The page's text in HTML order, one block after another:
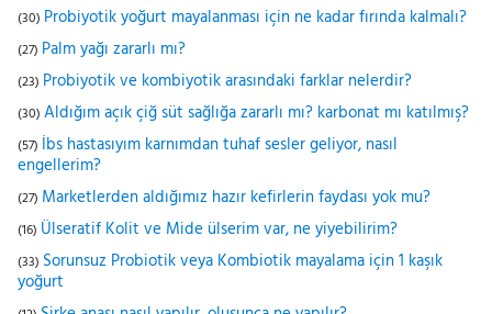
(30) Probiyotik yoğurt mayalanması için ne kadar fırında kalmalı?
(27) Palm yağı zararlı mı?
(23) Probiyotik ve kombiyotik arasındaki farklar nelerdir?
(30) Aldığım açık çiğ süt sağlığa zararlı mı? karbonat mı katılmış?
(57) İbs hastasıyım karnımdan tuhaf sesler geliyor, nasıl
engellerim?
(27) Marketlerden aldığımız hazır kefirlerin faydası yok mu?
(16) Ülseratif Kolit ve Mide ülserim var, ne yiyebilirim?
(33) Sorunsuz Probiotik veya Kombiotik mayalama için 1 kaşık
yoğurt